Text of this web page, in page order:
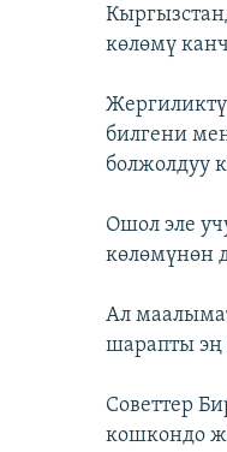
көлөмү
билгени
болжолдуу
Ошол эле
көлөмүнөн
Ал
шарапты эң
Советтер
кошкондо